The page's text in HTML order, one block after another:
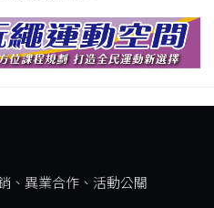
、異業合作、活動公關